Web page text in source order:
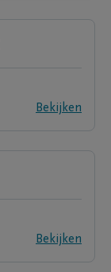
Bekijken
Bekijken